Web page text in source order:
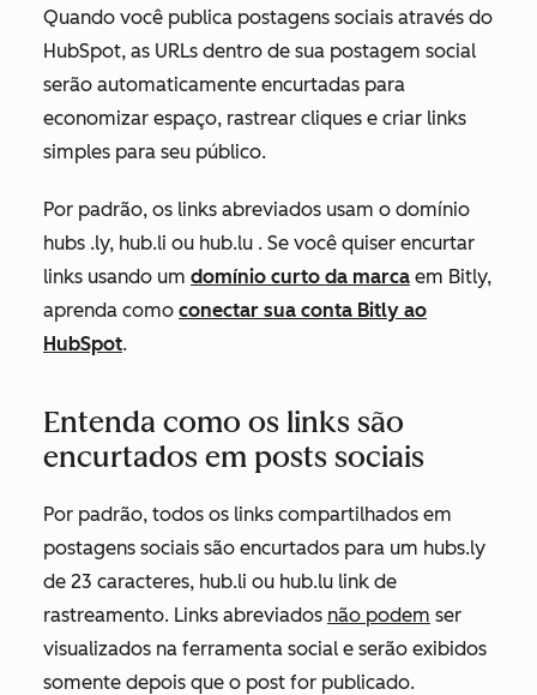
Quando você publica postagens sociais através do
HubSpot, as URLs dentro de sua postagem social
serão automaticamente encurtadas para
economizar espaço, rastrear cliques e criar links
simples para seu público.
Por padrão, os links abreviados usam o domínio
hubs .ly, hub.li ou hub.lu . Se você quiser encurtar
links usando um domínio curto da marca em Bitly,
aprenda como conectar sua conta Bitly ao
HubSpot.
Entenda como os links são
encurtados em posts sociais
Por padrão, todos os links compartilhados em
postagens sociais são encurtados para um hubs.ly
de 23 caracteres, hub.li ou hub.lu link de
rastreamento. Links abreviados não podem ser
visualizados na ferramenta social e serão exibidos
somente depois que o post for publicado.